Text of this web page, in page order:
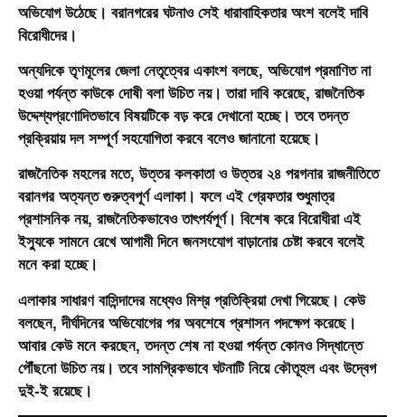
অভিযোগ উঠেছে। বরানগরের ঘটনাও সেই ধারাবাহিকতার অংশ বলেই দাবি
বিরোধীদের।
অন্যদিকে তৃণমূলের জেলা নেতৃত্বের একাংশ বলছে, অভিযোগ প্রমাণিত না
হওয়া পর্যন্ত কাউকে দোষী বলা উচিত নয়। তারা দাবি করেছে, রাজনৈতিক
উদ্দেশ্যপ্রণোদিতভাবে বিষয়টিকে বড় করে দেখানো হচ্ছে। তবে তদন্ত
প্রক্রিয়ায় দল সম্পূর্ণ সহযোগিতা করবে বলেও জানানো হয়েছে।
রাজনৈতিক মহলের মতে, উত্তর কলকাতা ও উত্তর ২৪ পরগনার রাজনীতিতে
বরানগর অত্যন্ত গুরুত্বপূর্ণ এলাকা। ফলে এই গ্রেফতার শুধুমাত্র
প্রশাসনিক নয়, রাজনৈতিকভাবেও তাৎপর্যপূর্ণ। বিশেষ করে বিরোধীরা এই
ইস্যুকে সামনে রেখে আগামী দিনে জনসংযোগ বাড়ানোর চেষ্টা করবে বলেই
মনে করা হচ্ছে।
এলাকার সাধারণ বাসিন্দাদের মধ্যেও মিশ্র প্রতিক্রিয়া দেখা গিয়েছে। কেউ
বলছেন, দীর্ঘদিনের অভিযোগের পর অবশেষে প্রশাসন পদক্ষেপ করেছে।
আবার কেউ মনে করছেন, তদন্ত শেষ না হওয়া পর্যন্ত কোনও সিদ্ধান্তে
পৌঁছনো উচিত নয়। তবে সামগ্রিকভাবে ঘটনাটি নিয়ে কৌতূহল এবং উদ্বেগ
দুই-ই রয়েছে।